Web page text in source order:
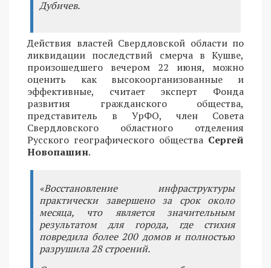
Дубичев.
Действия властей Свердловской области по
ликвидации последствий смерча в Кушве,
произошедшего вечером 22 июня, можно
оценить как высокоорганизованные и
эффективные, считает эксперт Фонда
развития гражданского общества,
представитель в УрФО, член Совета
Свердловского областного отделения
Русского географического общества Сергей
Новопашин.
«Восстановление инфраструктуры
практически завершено за срок около
месяца, что является значительным
результатом для города, где стихия
повредила более 200 домов и полностью
разрушила 28 строений.